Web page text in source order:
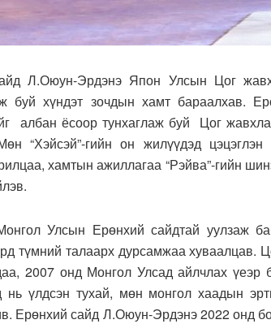
Л.Оюун-Эрдэнэ Япон Улсын Цог
буй хүндэт зочдын хамт бараалхав.
албан ёсоор тунхаглаж буй Цог
“Хэйсэй”-гийн он жилүүдэд
хамтын ажиллагаа “Рэйва”-гийн
Улсын Ерөнхий сайдтай уулзаж
түмний талаарх дурсамжаа хуваалцав.
2007 онд Монгол Улсад айлчлах
нь үлдсэн тухай, мөн монгол хаадын
Ерөнхий сайд Л.Оюун-Эрдэнэ 2022 онд